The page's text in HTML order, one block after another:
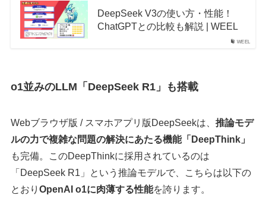
WEEL
DeepSeek V3の使い方・性能！
ChatGPTとの比較も解説 | WEEL
o1並みのLLM「DeepSeek R1」も搭載
Webブラウザ版 / スマホアプリ版DeepSeekは、 推論モデ
ルの力で複雑な問題の解決にあたる機能「DeepThink」
も完備。このDeepThinkに採用されているのは
「DeepSeek R1」という推論モデルで、こちらは以下の
とおり OpenAI o1に肉薄する性能を誇ります。